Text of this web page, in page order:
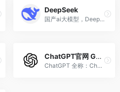
DeepSeek
国产ai大模型，DeepSeek‌是杭州深度求索人工智能公司开发的一款大语言模型，提供高效易用的AI模型训练与推理能力。DeepSeek含预训练大语言模型，还提供配套工具链，助力开发者快速实现AI应用落地。‌
ChatGPT官网 GPT地址
ChatGPT 全称：Chat Generati...